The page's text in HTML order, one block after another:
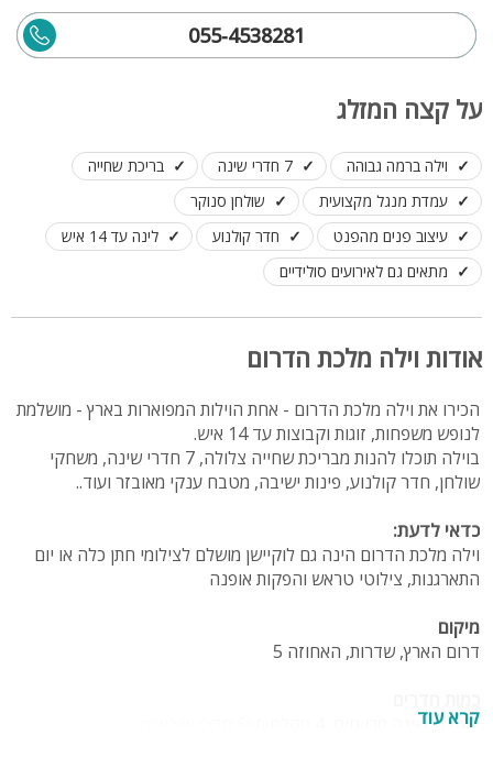
055-4538281
על קצה המזלג
וילה ברמה גבוהה 7 חדרי שינה
בריכת שחייה
עמדת מנגל מקצועית
שולחן סנוקר
עיצוב פנים מהפנט
חדר קולנוע
לינה עד 14 איש
מתאים גם לאירועים סולידיים
אודות וילה מלכת הדרום
הכירו את וילה מלכת הדרום - אחת הוילות המפוארות בארץ - מושלמת
לנופש משפחות, זוגות וקבוצות עד 14 איש.
בוילה תוכלו להנות מבריכת שחייה צלולה, 7 חדרי שינה, משחקי
שולחן, חדר קולנוע, פינות ישיבה, מטבח ענקי מאובזר ועוד..
כדאי לדעת:
וילה מלכת הדרום הינה גם לוקיישן מושלם לצילומי חתן כלה או יום
התארגנות, צילוטי טראש והפקות אופנה
מיקום
דרום הארץ, שדרות, האחוזה 5
7 חדרי שינה מרווחים, 4 מקלחות ו5 חדרי שירותים
קרא עוד